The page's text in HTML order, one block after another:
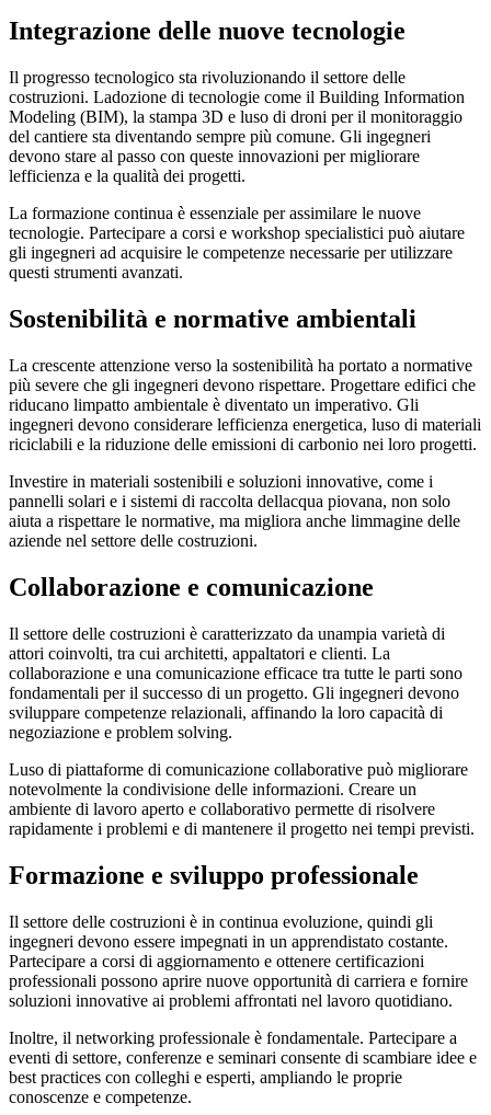
Integrazione delle nuove tecnologie
Il progresso tecnologico sta rivoluzionando il settore delle
costruzioni. Ladozione di tecnologie come il Building Information
Modeling (BIM), la stampa 3D e luso di droni per il monitoraggio
del cantiere sta diventando sempre più comune. Gli ingegneri
devono stare al passo con queste innovazioni per migliorare
lefficienza e la qualità dei progetti.
La formazione continua è essenziale per assimilare le nuove
tecnologie. Partecipare a corsi e workshop specialistici può aiutare
gli ingegneri ad acquisire le competenze necessarie per utilizzare
questi strumenti avanzati.
Sostenibilità e normative ambientali
La crescente attenzione verso la sostenibilità ha portato a normative
più severe che gli ingegneri devono rispettare. Progettare edifici che
riducano limpatto ambientale è diventato un imperativo. Gli
ingegneri devono considerare lefficienza energetica, luso di materiali
riciclabili e la riduzione delle emissioni di carbonio nei loro progetti.
Investire in materiali sostenibili e soluzioni innovative, come i
pannelli solari e i sistemi di raccolta dellacqua piovana, non solo
aiuta a rispettare le normative, ma migliora anche limmagine delle
aziende nel settore delle costruzioni.
Collaborazione e comunicazione
Il settore delle costruzioni è caratterizzato da unampia varietà di
attori coinvolti, tra cui architetti, appaltatori e clienti. La
collaborazione e una comunicazione efficace tra tutte le parti sono
fondamentali per il successo di un progetto. Gli ingegneri devono
sviluppare competenze relazionali, affinando la loro capacità di
negoziazione e problem solving.
Luso di piattaforme di comunicazione collaborative può migliorare
notevolmente la condivisione delle informazioni. Creare un
ambiente di lavoro aperto e collaborativo permette di risolvere
rapidamente i problemi e di mantenere il progetto nei tempi previsti.
Formazione e sviluppo professionale
Il settore delle costruzioni è in continua evoluzione, quindi gli
ingegneri devono essere impegnati in un apprendistato costante.
Partecipare a corsi di aggiornamento e ottenere certificazioni
professionali possono aprire nuove opportunità di carriera e fornire
soluzioni innovative ai problemi affrontati nel lavoro quotidiano.
Inoltre, il networking professionale è fondamentale. Partecipare a
eventi di settore, conferenze e seminari consente di scambiare idee e
best practices con colleghi e esperti, ampliando le proprie
conoscenze e competenze.